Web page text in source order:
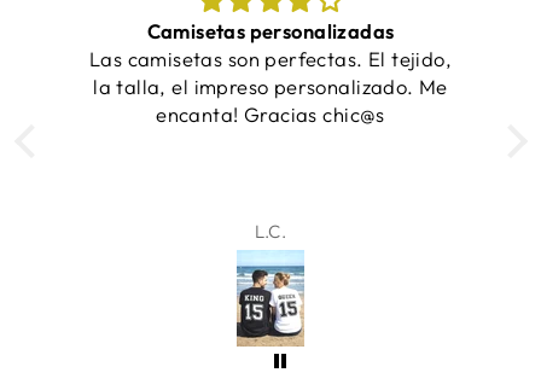
¡Las camisetas quedaron increíbles y se
entregaron a tiempo!